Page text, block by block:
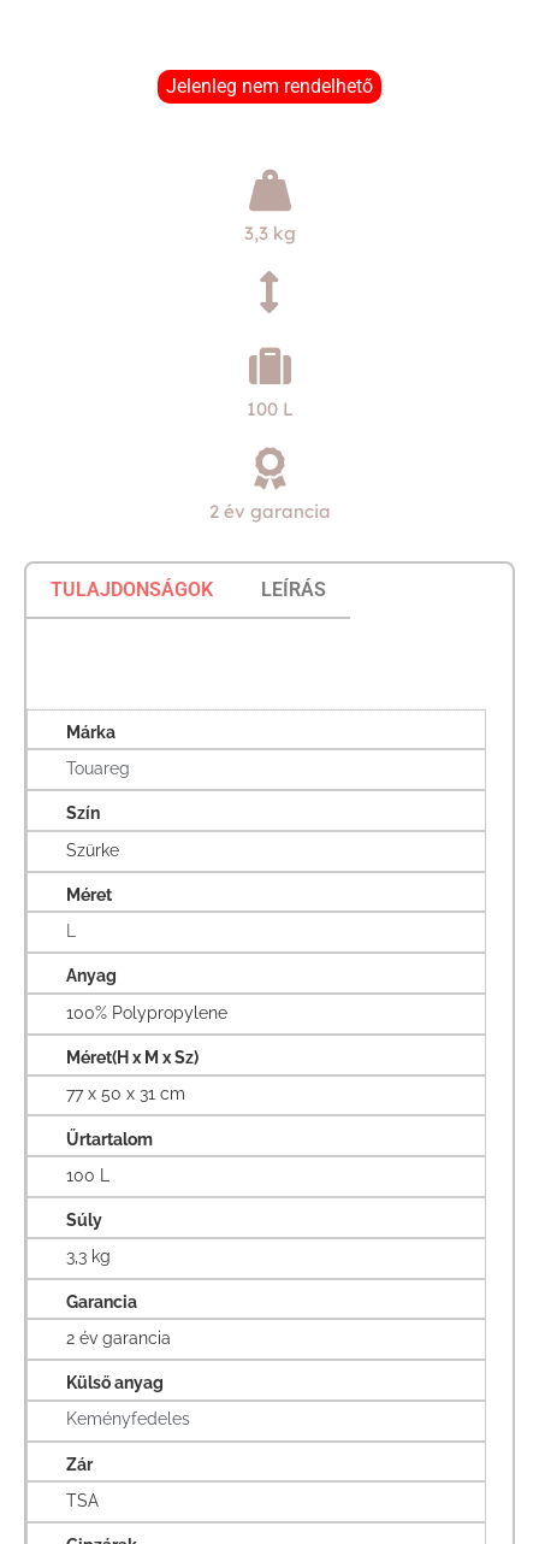
Jelenleg nem rendelhető
3,3 kg
100 L
2 év garancia
TULAJDONSÁGOK LEÍRÁS
Márka
Touareg
Szín
Szürke
Méret
L
Anyag
100% Polypropylene
Méret(H x M x Sz)
77 x 50 x 31 cm
Űrtartalom
100 L
Súly
3,3 kg
Garancia
2 év garancia
Külső anyag
Keményfedeles
Zár
TSA